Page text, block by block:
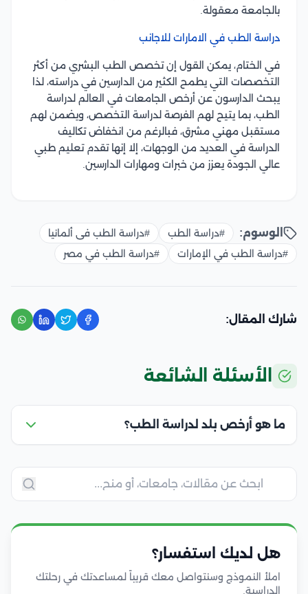
بالجامعة معقولة.
دراسة الطب في الامارات للاجانب
في الختام، يمكن القول إن تخصص الطب البشري من أكثر
التخصصات التي يطمح الكثير من الدارسين في دراسته، لذا
يبحث الدارسون عن أرخص الجامعات في العالم لدراسة
الطب، بما يتيح لهم الفرصة لدراسة التخصص، ويضمن لهم
مستقبل مهني مشرق، فبالرغم من انخفاض تكاليف
الدراسة في العديد من الوجهات، إلا إنها تقدم تعليم طبي
عالي الجودة يعزز من خبرات ومهارات الدارسين.
الوسوم: #دراسة الطب
#دراسة الطب فى ألمانيا
#دراسة الطب في الإمارات
#دراسة الطب في مصر
شارك المقال:
الأسئلة الشائعة
ما هو أرخص بلد لدراسة الطب؟
هل لديك استفسار؟
املأ النموذج وسنتواصل معك قريباً لمساعدتك في رحلتك
الدراسية.